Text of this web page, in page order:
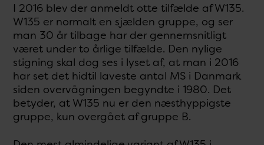
I 2016 blev der anmeldt otte tilfælde af W135.
W135 er normalt en sjælden gruppe, og ser
man 30 år tilbage har der gennemsnitligt
været under to årlige tilfælde. Den nylige
stigning skal dog ses i lyset af, at man i 2016
har set det hidtil laveste antal MS i Danmark
siden overvågningen begyndte i 1980. Det
betyder, at W135 nu er den næsthyppigste
gruppe, kun overgået af gruppe B.